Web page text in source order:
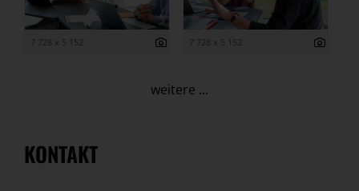
7 728 x 5 152 7 728 x 5 152
weitere ...
KONTAKT